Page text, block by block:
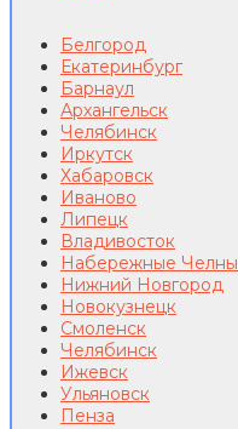
Белгород
Екатеринбург
Барнаул
Архангельск
Челябинск
Иркутск
Хабаровск
Иваново
Липецк
Владивосток
Набережные Челны
Нижний Новгород
Новокузнецк
Смоленск
Челябинск
Ижевск
Ульяновск
Пенза